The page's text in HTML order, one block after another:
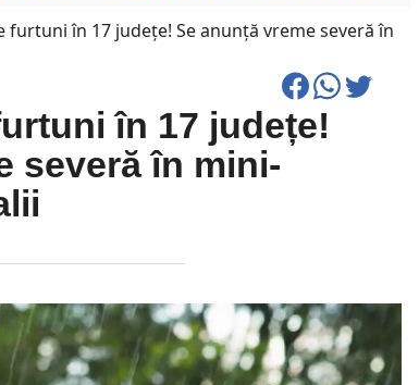
furtuni în 17 județe! Se anunță vreme severă în
în 17 județe!
severă în mini-